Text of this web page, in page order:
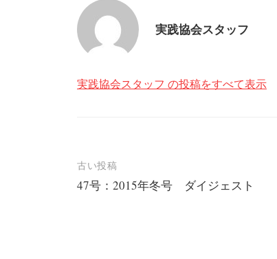
実践協会スタッフ
実践協会スタッフ の投稿をすべて表示
投
稿
古い投稿
47号：2015年冬号 ダイジェスト